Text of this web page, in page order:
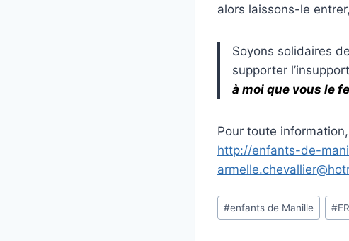
alors laissons-le
Soyons solidaires
supporter
à moi que vous le
Pour toute
http://enfants-de-
Étiquettes
de
#enfants de Manille #